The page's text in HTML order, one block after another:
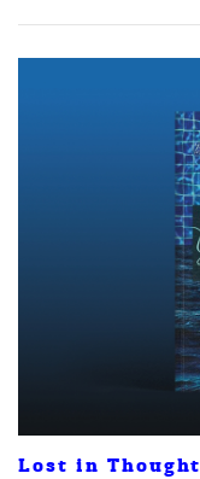
Lost in Thought